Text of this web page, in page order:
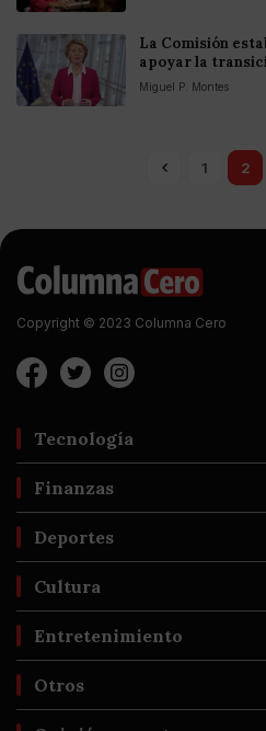
La Comisión
apoyar la
Miguel P. Montes
1 2
Copyright © 2023 Columna Cero
Tecnología
Finanzas
Deportes
Cultura
Entretenimiento
Otros